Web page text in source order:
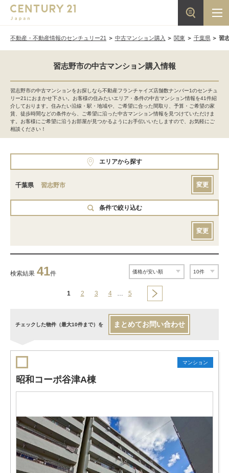
不動産・不動産情報のセンチュリー21 中古マンション購入 関東 千葉県 習
習志野市の中古マンション購入情報
習志野市の中古マンションをお探しなら不動産フランチャイズ店舗数ナンバー1のセンチュ
リー21におまかせ下さい。お客様の住みたいエリア・条件の中古マンション情報を41件紹
介しております。住みたい沿線・駅・地域や、ご希望に合った間取り、予算・ご希望の家
賃、徒歩時間などの条件から、ご希望に沿った中古マンション情報を見つけていただけま
す。お客様にご希望に沿うお部屋が見つかるようにお手伝いいたしますので、お気軽にご
相談ください！
エリアから探す
千葉県 習志野市 変更
条件で絞り込む
変更
検索結果 41件
1 2 3 4 … 5
チェックした物件（最大10件まで）を まとめてお問い合わせ
マンション
昭和コーポ谷津A棟